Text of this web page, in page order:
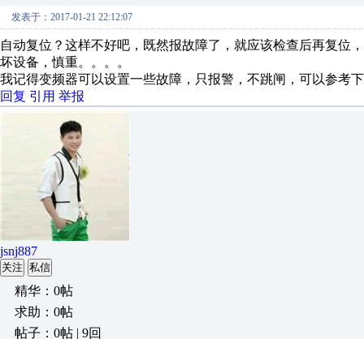
发表于：2017-01-21 22:12:07
自动复位？这样不好吧，既然报故障了，就应该检查后再复位
坏设备，慎重。。。。
我记得变频器可以设置一些故障，只报警，不跳闸，可以参考下
回复 引用 举报
jsnj887
关注 私信
精华：0帖
求助：0帖
帖子：0帖 | 9回